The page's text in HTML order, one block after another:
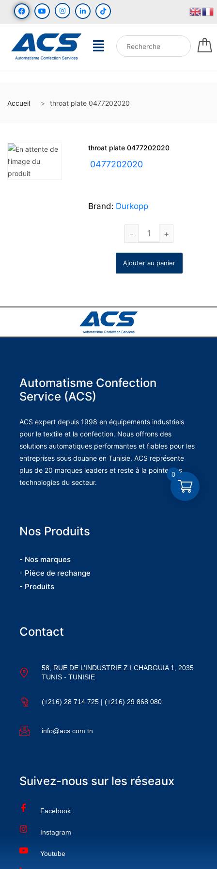
Accueil throat plate 0477202020
throat plate 0477202020
0477202020
Brand: Durkopp
Ajouter au panier
Automatisme Confection
Service (ACS)
ACS expert depuis 1998 en équipements industriels
pour le textile et la confection. Nous offrons des
solutions automatiques performantes et fiables pour les
entreprises sous douane en Tunisie. ACS représente
plus de 20 marques leaders et reste à la pointe des
technologies du secteur.
Nos Produits
- Nos marques
- Piéce de rechange
- Produits
Contact
58, RUE DE L’INDUSTRIE Z.I CHARGUIA 1, 2035
TUNIS - TUNISIE
(+216) 28 714 725 | (+216) 29 868 080
info@acs.com.tn
Suivez-nous sur les réseaux
Facebook
Instagram
Youtube
0